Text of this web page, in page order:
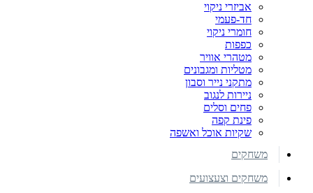
אביזרי ניקוי
חד-פעמי
חומרי ניקוי
כפפות
מטהרי אוויר
מטליות ומגבונים
מתקני נייר וסבון
ניירות לנגוב
פחים וסלים
פינת קפה
שקיות אוכל ואשפה
משחקים
משחקים וצעצועים